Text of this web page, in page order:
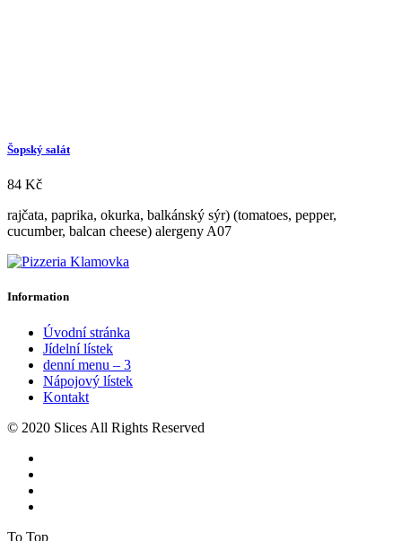
Šopský salát
84 Kč
rajčata, paprika, okurka, balkánský sýr) (tomatoes, pepper,
cucumber, balcan cheese) alergeny A07
Information
Úvodní stránka
Jídelní lístek
denní menu – 3
Nápojový lístek
Kontakt
© 2020 Slices All Rights Reserved
To Top